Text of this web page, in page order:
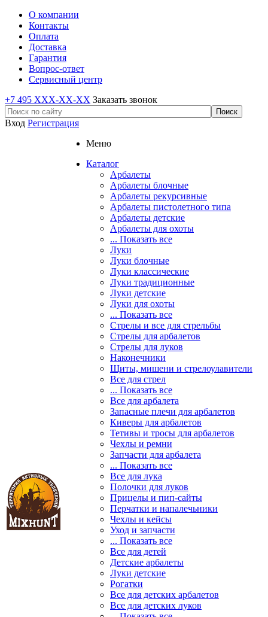
О компании
Контакты
Оплата
Доставка
Гарантия
Вопрос-ответ
Сервисный центр
+7 495 XXX-XX-XX Заказать звонок
Вход Регистрация
Меню
Каталог
Арбалеты
Арбалеты блочные
Арбалеты рекурсивные
Арбалеты пистолетного типа
Арбалеты детские
Арбалеты для охоты
... Показать все
Луки
Луки блочные
Луки классические
Луки традиционные
Луки детские
Луки для охоты
... Показать все
Стрелы и все для стрельбы
Стрелы для арбалетов
Стрелы для луков
Наконечники
Щиты, мишени и стрелоулавители
Все для стрел
... Показать все
Все для арбалета
Запасные плечи для арбалетов
Киверы для арбалетов
Тетивы и тросы для арбалетов
Чехлы и ремни
Запчасти для арбалета
... Показать все
Все для лука
Полочки для луков
Прицелы и пип-сайты
Перчатки и напалечьники
Чехлы и кейсы
Уход и запчасти
... Показать все
Все для детей
Детские арбалеты
Луки детские
Рогатки
Все для детских арбалетов
Все для детских луков